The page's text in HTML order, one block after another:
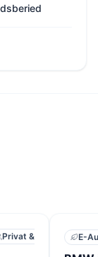
Privat & Gewerbe E-